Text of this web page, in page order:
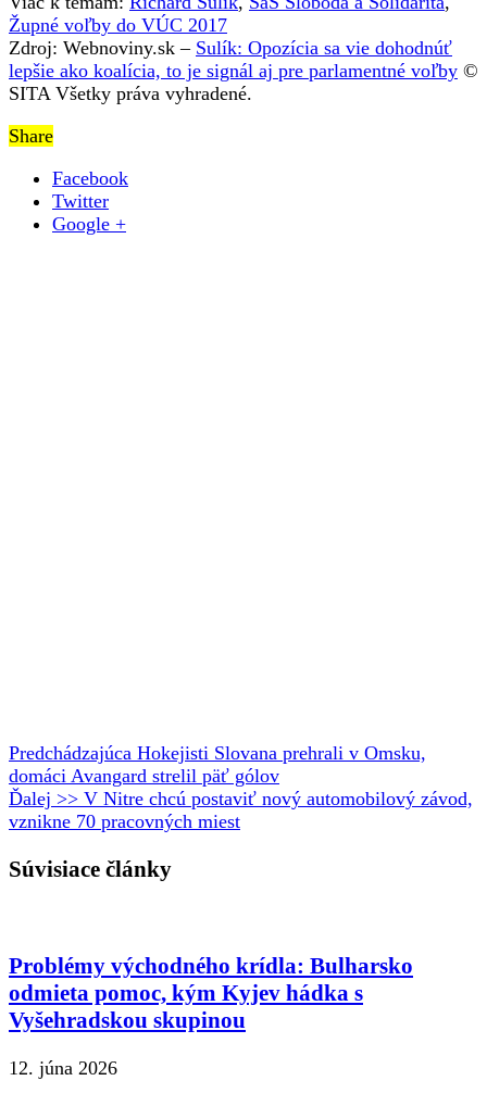
Župné voľby do VÚC 2017
Zdroj: Webnoviny.sk – Sulík: Opozícia sa vie dohodnúť
lepšie ako koalícia, to je signál aj pre parlamentné voľby ©
SITA Všetky práva vyhradené.
Share
Facebook
Twitter
Google +
Predchádzajúca Hokejisti Slovana prehrali v Omsku,
domáci Avangard strelil päť gólov
Ďalej >> V Nitre chcú postaviť nový automobilový závod,
vznikne 70 pracovných miest
Súvisiace články
Problémy východného krídla: Bulharsko
odmieta pomoc, kým Kyjev hádka s
Vyšehradskou skupinou
12. júna 2026